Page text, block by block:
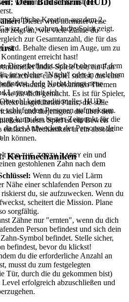
während du die Kunst des
Kreation aus dem 2.
die wahren Indie-Spirit zeigt.
Indie-Spiele bist, ein Fan
einfach nur ein Spiel suchst, das eine
Wendung zu bekannten Themen
wie für dich gemacht. Es ist für Spieler,
ausgeführten Plans, die stille
und diejenigen, die über den
Dieses Spiel ist ein Beweis
Mechaniken in ein absolut
können.
vonTHE TOOTH LARRY ein und
gestohlenen Zahn nach dem
Dieser wird normalerweise
zeigt an, wie viele Zähne du
zur Gesamtanzahl, die für das
wird. Behalte diesen im Auge, um zu
erreicht hast!
Diese befindet sich oft oben auf dem
in welcher "Nacht" oder in welchem
Jede Nacht bringt neue
Layouts mit sich.
kein traditionelles HUD-
schlafenden Personen aufmerksam.
kann den besten Zeitpunkt für die
da das Aufwecken der Personen deine
Kernmechaniken
Wenn du zu viel Lärm
Nähe einer schlafenden Person zu
du, sie aufzuwecken. Wenn du
scheitert die Mission. Plane
sorgfältig.
Zähne nur "ernten", wenn du dich
Person befindest und sich dein
Symbol befindet. Stelle sicher,
befindest, bevor du klickst!
du die erforderliche Anzahl an
musst du zum festgelegten
Tür, durch die du gekommen bist)
erfolgreich abzuschließen und